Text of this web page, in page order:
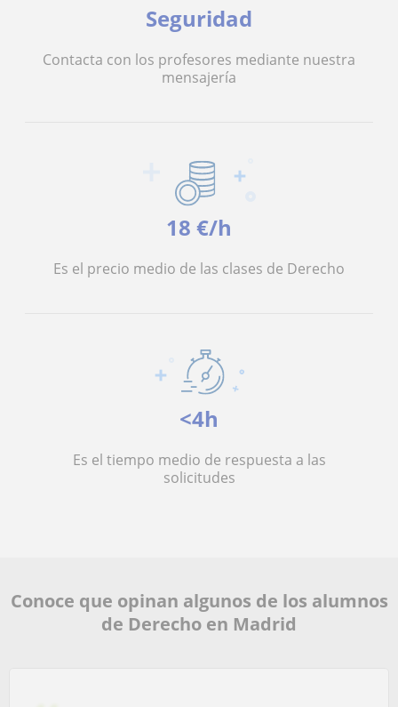
Seguridad
Contacta con los profesores mediante nuestra
mensajería
18 €/h
Es el precio medio de las clases de Derecho
<4h
Es el tiempo medio de respuesta a las
solicitudes
Conoce que opinan algunos de los alumnos
de Derecho en Madrid